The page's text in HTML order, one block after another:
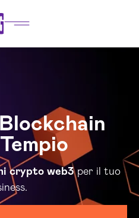
crypto web3per il tuo